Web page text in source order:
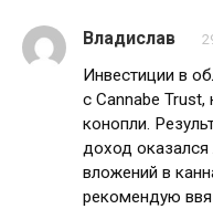
Владислав
Инвестиции в
с Cannabe
конопли.
доход оказался
вложений в
рекомендую